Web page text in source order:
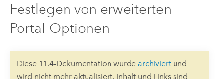
Festlegen von erweiterten
Portal-Optionen
Diese 11.4-Dokumentation wurde archiviertund
wird nicht mehr aktualisiert. Inhalt und Links sind